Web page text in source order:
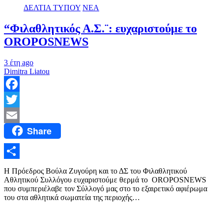
ΔΕΛΤΙΑ ΤΥΠΟΥ ΝΕΑ
“Φιλαθλητικός Α.Σ.¨: ευχαριστούμε το
OROPOSNEWS
3 έτη ago
Dimitra Liatou
Facebook
Twitter
Email Share
Μοιραστείτε
Η Πρόεδρος Βούλα Ζυγούρη και το ΔΣ του Φιλαθλητικού
Αθλητικού Συλλόγου ευχαριστούμε θερμά το OROPOSNEWS
που συμπεριέλαβε τον Σύλλογό μας στο το εξαιρετικό αφιέρωμα
του στα αθλητικά σωματεία της περιοχής…